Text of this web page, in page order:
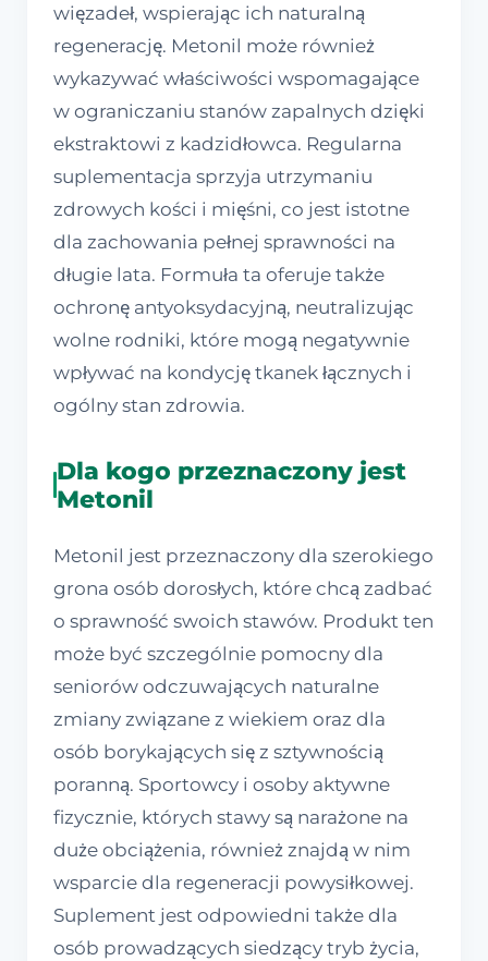
więzadeł, wspierając ich naturalną
regenerację. Metonil może również
wykazywać właściwości wspomagające
w ograniczaniu stanów zapalnych dzięki
ekstraktowi z kadzidłowca. Regularna
suplementacja sprzyja utrzymaniu
zdrowych kości i mięśni, co jest istotne
dla zachowania pełnej sprawności na
długie lata. Formuła ta oferuje także
ochronę antyoksydacyjną, neutralizując
wolne rodniki, które mogą negatywnie
wpływać na kondycję tkanek łącznych i
ogólny stan zdrowia.
Dla kogo przeznaczony jest
Metonil
Metonil jest przeznaczony dla szerokiego
grona osób dorosłych, które chcą zadbać
o sprawność swoich stawów. Produkt ten
może być szczególnie pomocny dla
seniorów odczuwających naturalne
zmiany związane z wiekiem oraz dla
osób borykających się z sztywnością
poranną. Sportowcy i osoby aktywne
fizycznie, których stawy są narażone na
duże obciążenia, również znajdą w nim
wsparcie dla regeneracji powysiłkowej.
Suplement jest odpowiedni także dla
osób prowadzących siedzący tryb życia,